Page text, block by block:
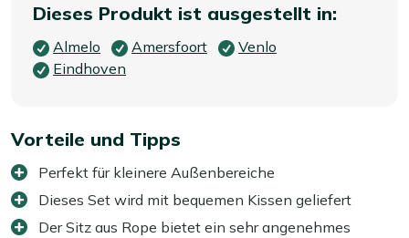
Dieses Produkt ist ausgestellt in:
Almelo Amersfoort
Venlo
Eindhoven
Vorteile und Tipps
Perfekt für kleinere Außenbereiche
Dieses Set wird mit bequemen Kissen geliefert
Der Sitz aus Rope bietet ein sehr angenehmes